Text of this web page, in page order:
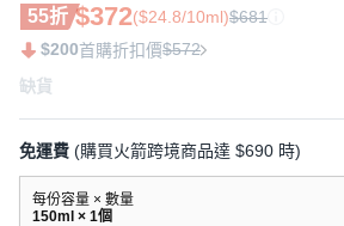
55折 $372($24.8/10ml)$681
$200首購折扣價$572
缺貨
免運費 (購買火箭跨境商品達 $690 時)
每份容量 × 數量
150ml × 1個